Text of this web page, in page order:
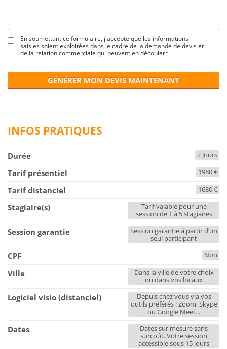
En soumettant ce formulaire, j'accepte que les informations
saisies soient exploitées dans le cadre de la demande de devis et
de la relation commerciale qui peuvent en découler*
GÉNÉRER MON DEVIS MAINTENANT
INFOS PRATIQUES
Durée 2 Jours
Tarif présentiel 1980 €
Tarif distanciel 1680 €
Stagiaire(s)
Tarif valable pour une
session de 1 à 5 stagiaires
Session garantie
Session garantie à partir d’un
seul participant
CPF Non
Ville
Dans la ville de votre choix
ou dans vos locaux
Logiciel visio (distanciel)
Depuis chez vous via vos
outils préférés : Zoom, Skype
ou Google Meet...
Dates
Dates sur mesure sans
surcoût. Votre session
accessible sous 15 jours